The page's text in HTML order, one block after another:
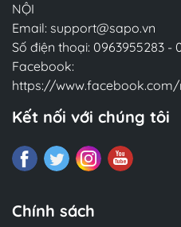
NỘI
Email: support@sapo.vn
Số điện thoại: 0963955283 -
Facebook:
https://www.facebook.com/
Kết nối với chúng tôi
Chính sách